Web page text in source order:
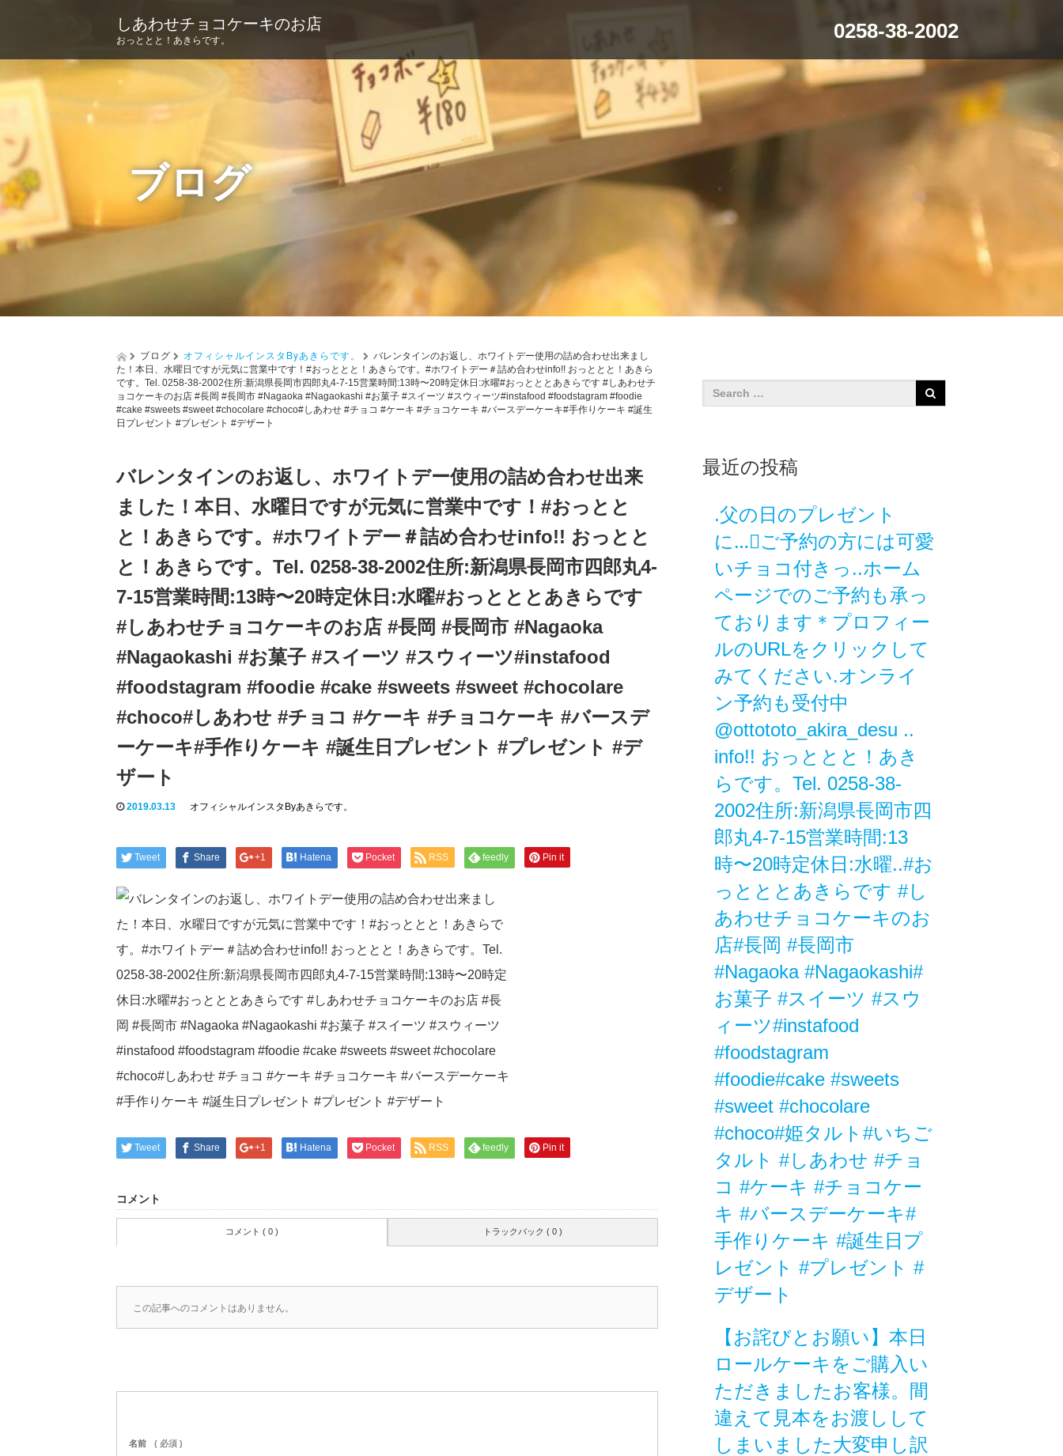
しあわせチョコケーキのお店
おっととと！あきらです。 0258-38-2002
ブログ
ブログ オフィシャルインスタByあきらです。
バレンタインのお返し、ホワイトデー使用の詰め合わせ出来まし
た！本日、水曜日ですが元気に営業中です！️#おっととと！あきらです。#ホワイトデー＃詰め合わせinfo!! おっととと！あきら
です。Tel. 0258-38-2002住所:新潟県長岡市四郎丸4-7-15営業時間:13時〜20時定休日:水曜#おっとととあきらです #しあわせチ
ョコケーキのお店 #長岡 #長岡市 #Nagaoka #Nagaokashi #お菓子 #スイーツ #スウィーツ#instafood #foodstagram #foodie
#cake #sweets #sweet #chocolare #choco#しあわせ #チョコ #ケーキ #チョコケーキ #バースデーケーキ#手作りケーキ #誕生
日プレゼント #プレゼント #デザート
バレンタインのお返し、ホワイトデー使用の詰め合わせ出来
ました！本日、水曜日ですが元気に営業中です！️#おっとと
と！あきらです。#ホワイトデー＃詰め合わせinfo!! おっとと
と！あきらです。Tel. 0258-38-2002住所:新潟県長岡市四郎丸4-
7-15営業時間:13時〜20時定休日:水曜#おっとととあきらです
#しあわせチョコケーキのお店 #長岡 #長岡市 #Nagaoka
#Nagaokashi #お菓子 #スイーツ #スウィーツ#instafood
#foodstagram #foodie #cake #sweets #sweet #chocolare
#choco#しあわせ #チョコ #ケーキ #チョコケーキ #バースデ
ーケーキ#手作りケーキ #誕生日プレゼント #プレゼント #デ
ザート
2019.03.13 オフィシャルインスタByあきらです。
Tweet Share +1 Hatena Pocket RSS feedly Pin it
Tweet Share +1 Hatena Pocket RSS feedly Pin it
コメント
コメント ( 0 ) トラックバック ( 0 )
この記事へのコメントはありません。
名前 ( 必須 )
最近の投稿
.父の日のプレゼント
に…🏻️ご予約の方には可愛
いチョコ付きっ..ホーム
ページでのご予約も承っ
ております＊プロフィー
ルのURLをクリックして
みてください.オンライ
ン予約も受付中
@ottototo_akira_desu ..
info!! おっととと！あき
らです。Tel. 0258-38-
2002住所:新潟県長岡市四
郎丸4-7-15営業時間:13
時〜20時定休日:水曜..#お
っとととあきらです #し
あわせチョコケーキのお
店#長岡 #長岡市
#Nagaoka #Nagaokashi#
お菓子 #スイーツ #スウ
ィーツ#instafood
#foodstagram
#foodie#cake #sweets
#sweet #chocolare
#choco#姫タルト#いちご
タルト #しあわせ #チョ
コ #ケーキ #チョコケー
キ #バースデーケーキ#
手作りケーキ #誕生日プ
レゼント #プレゼント #
デザート
【お詫びとお願い】本日
ロールケーキをご購入い
ただきましたお客様。間
違えて見本をお渡しして
しまいました大変申し訳